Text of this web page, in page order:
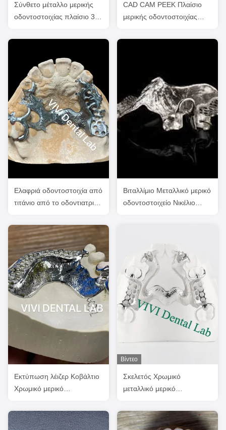
Σύνθετο μέταλλο μερικής
οδοντοστοιχίας πλαίσιο 3
λέιζερ
CAD CAM PEEK Πλαίσιο
μερικής οδοντοστοιχίας
Ελαφριά οδοντοστοιχία από
τιτάνιο από το οδοντιατρικό
Βιταλλίμιο Μεταλλικό μερικό
οδοντοστοιχείο Νικέλιο
Εκτύπωση λέιζερ Κοβάλτιο
Χρωμικό μερικό
Be δωρεάν
Βίντεο
Σκελετός Χρωμικό
μεταλλικό μερικό
σχεδιασμό οδοντόφυλλου
CoCr